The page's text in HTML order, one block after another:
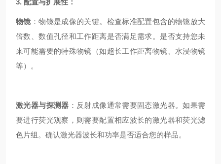
3. 配置与扩展性：
物镜 ：物镜是成像的关键。检查标准配置包含的物镜放大
倍数、数值孔径和工作距离是否满足需求。是否支持您未
来可能需要的特殊物镜（如超长工作距离物镜、水浸物镜
等）。
激光器与探测器 ：反射成像通常需要固态激光器。如果需
要进行荧光观察，则需要配置相应波长的激光器和荧光滤
色片组。确认激光器波长和功率是否适合您的样品。